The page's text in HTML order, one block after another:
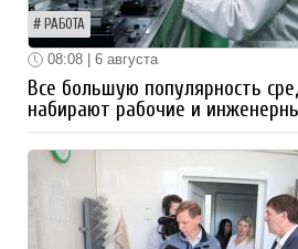
РАБОТА
08:08 | 6 августа
Все большую популярность
набирают рабочие и